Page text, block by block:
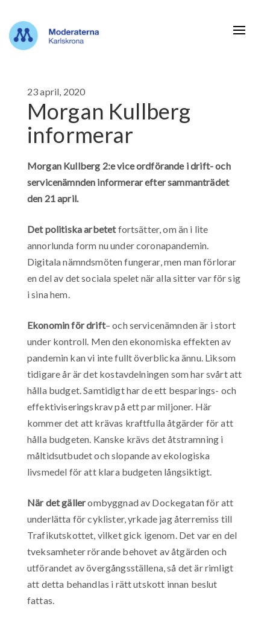
23 april, 2020
Morgan Kullberg
informerar
Morgan Kullberg 2:e vice ordförande i drift- och
servicenämnden informerar efter sammanträdet
den 21 april.
Det politiska arbetetfortsätter, om än i lite
annorlunda form nu under coronapandemin.
Digitala nämndsmöten fungerar, men man förlorar
en del av det sociala spelet när alla sitter var för sig
i sina hem.
Ekonomin för drift– och servicenämnden är i stort
under kontroll. Men den ekonomiska effekten av
pandemin kan vi inte fullt överblicka ännu. Liksom
tidigare år är det kostavdelningen som har svårt att
hålla budget. Samtidigt har de ett besparings- och
effektiviseringskrav på ett par miljoner. Här
kommer det att krävas kraftfulla åtgärder för att
hålla budgeten. Kanske krävs det åtstramning i
måltidsutbudet och slopande av ekologiska
livsmedel för att klara budgeten långsiktigt.
När det gällerombyggnad av Dockegatan för att
underlätta för cyklister, yrkade jag återremiss till
Trafikutskottet, vilket gick igenom. Det var en del
tveksamheter rörande behovet av åtgärden och
utförandet av övergångsställena, så det är rimligt
att detta behandlas i rätt utskott innan beslut
fattas.